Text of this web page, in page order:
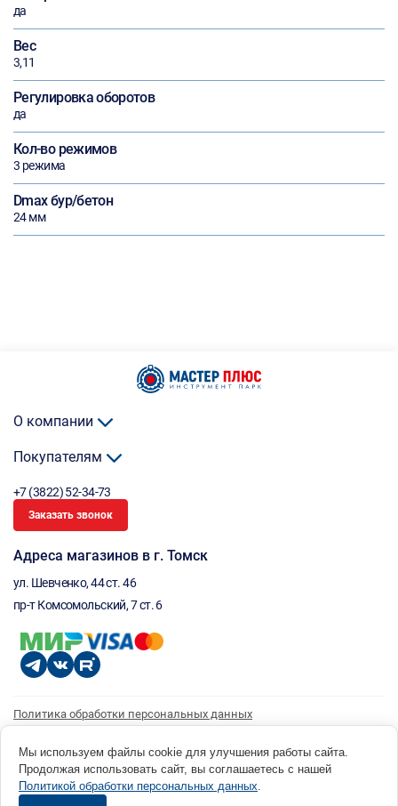
да
Вес
3,11
Регулировка оборотов
да
Кол-во режимов
3 режима
Dmax бур/бетон
24 мм
О компании
Покупателям
+7 (3822) 52-34-73
Заказать звонок
Адреса магазинов в г. Томск
ул. Шевченко, 44 ст. 46
пр-т Комсомольский, 7 ст. 6
Политика обработки персональных данных
Согласие на получение рассылки
© 1996 - 2026 инструмент парк «Мастер Плюс» Россия, г. Томск, ул. Шевченко, 44 ст. 46, (3822) 52-34-
73 okp@masterplus.tomsk.ru ИП Брусницын Д.Н. ИНН 701700002741
Мы используем файлы cookie для улучшения работы сайта.
Продолжая использовать сайт, вы соглашаетесь с нашей
Политикой обработки персональных данных.